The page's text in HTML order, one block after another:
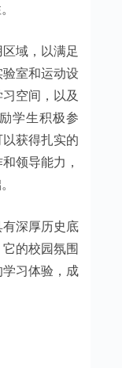
域，以满足
室和运动设
空间，以及
学生积极参
获得扎实的
领导能力，
深厚历史底
的校园氛围
习体验，成